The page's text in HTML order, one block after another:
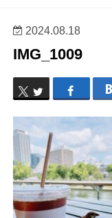
2024.08.18
IMG_1009